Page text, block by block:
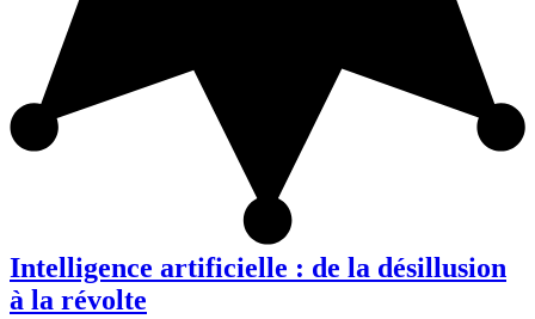
Intelligence artificielle : de la désillusion
à la révolte